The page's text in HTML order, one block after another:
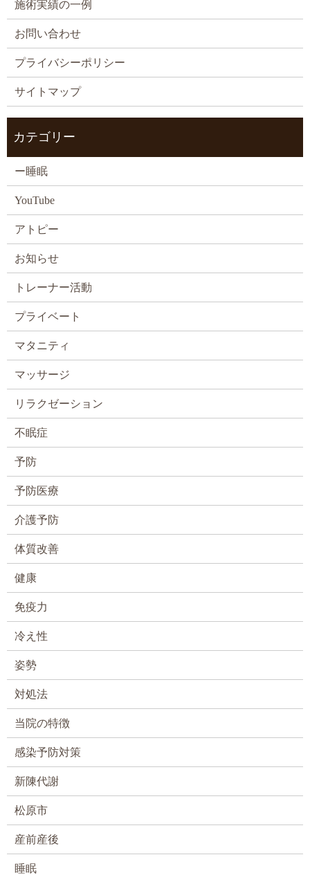
施術実績の一例
お問い合わせ
プライバシーポリシー
サイトマップ
カテゴリー
ー睡眠
YouTube
アトピー
お知らせ
トレーナー活動
プライベート
マタニティ
マッサージ
リラクゼーション
不眠症
予防
予防医療
介護予防
体質改善
健康
免疫力
冷え性
姿勢
対処法
当院の特徴
感染予防対策
新陳代謝
松原市
産前産後
睡眠